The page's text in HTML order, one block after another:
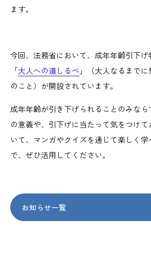
ます。
今回、法務省において、成年年齢引下げ
「大人への道しるべ 」（大人なるまで
のこと）が開設されています。
成年年齢が引き下げられることのみな
の意義や、引下げに当たって気をつけ
いて、マンガやクイズを通じて楽しく
で、ぜひ活用してください。
お知らせ一覧